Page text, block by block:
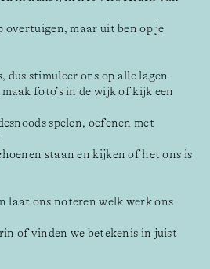
maar uit ben op je
dus stimuleer ons op alle lagen
foto’s in de wijk of kijk een
spelen, oefenen met
staan en kijken of het ons is
laat ons noteren welk werk ons
of vinden we betekenis in juist